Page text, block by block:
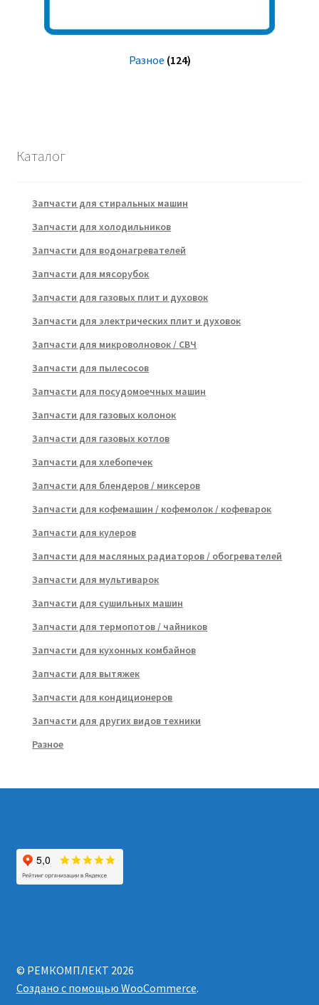
Разное (124)
Каталог
Запчасти для стиральных машин
Запчасти для холодильников
Запчасти для водонагревателей
Запчасти для мясорубок
Запчасти для газовых плит и духовок
Запчасти для электрических плит и духовок
Запчасти для микроволновок / СВЧ
Запчасти для пылесосов
Запчасти для посудомоечных машин
Запчасти для газовых колонок
Запчасти для газовых котлов
Запчасти для хлебопечек
Запчасти для блендеров / миксеров
Запчасти для кофемашин / кофемолок / кофеварок
Запчасти для кулеров
Запчасти для масляных радиаторов / обогревателей
Запчасти для мультиварок
Запчасти для сушильных машин
Запчасти для термопотов / чайников
Запчасти для кухонных комбайнов
Запчасти для вытяжек
Запчасти для кондиционеров
Запчасти для других видов техники
Разное
© РЕМКОМПЛЕКТ 2026
Создано с помощью WooCommerce.